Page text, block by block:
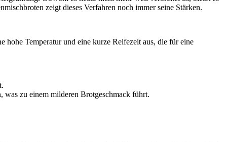
zeigt dieses Verfahren noch immer seine Stärken.
hohe Temperatur und eine kurze Reifezeit aus, die für eine
was zu einem milderen Brotgeschmack führt.